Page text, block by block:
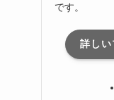
です。
詳しい